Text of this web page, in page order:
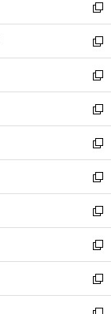
で
開
く
ド
ウ
で
開
く
新
し
い
ウ
ィ
ン
ド
ウ
で
開
く
新
し
い
ウ
ィ
ン
ド
ウ
で
開
く
新
し
い
ウ
ィ
ン
ド
ウ
で
開
く
新
し
い
ウ
ィ
ン
ド
ウ
で
開
く
新
し
い
ウ
ィ
ン
ド
ウ
で
開
新
し
い
ウ
ィ
ン
ド
ウ
新
し
い
ウ
ィ
ン
新
し
い
ウ
新
し